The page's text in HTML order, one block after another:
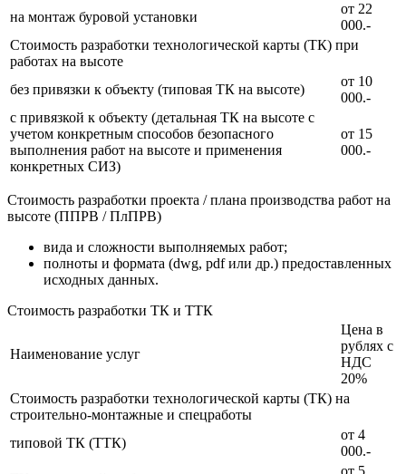
на монтаж буровой установки
от 22
000.-
Стоимость разработки технологической карты (ТК) при
работах на высоте
без привязки к объекту (типовая ТК на высоте)
от 10
000.-
с привязкой к объекту (детальная ТК на высоте с
учетом конкретным способов безопасного
выполнения работ на высоте и применения
конкретных СИЗ)
от 15
000.-
Стоимость разработки проекта / плана производства работ на
высоте (ППРВ / ПлПРВ)
вида и сложности выполняемых работ;
полноты и формата (dwg, pdf или др.) предоставленных
исходных данных.
Стоимость разработки ТК и ТТК
Наименование услуг
Цена в
рублях с
НДС
20%
Стоимость разработки технологической карты (ТК) на
строительно-монтажные и спецработы
типовой ТК (ТТК)
от 4
000.-